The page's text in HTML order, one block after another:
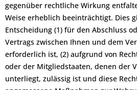
gegenüber rechtliche Wirkung
Weise erheblich beeinträchtigt. Dies
Entscheidung (1) für den Abschluss
Vertrags zwischen Ihnen und dem
erforderlich ist, (2) aufgrund von
oder der Mitgliedstaaten, denen der
unterliegt, zulässig ist und diese